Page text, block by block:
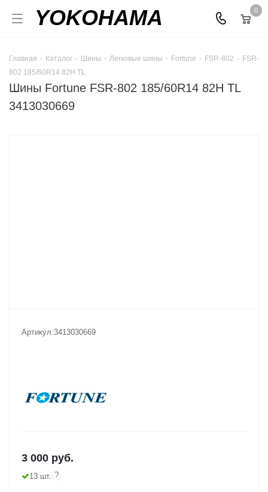
YOKOHAMA 0
Главная - Каталог - Шины - Легковые шины - Fortune - FSR-802 - FSR-
802 185/60R14 82H TL
Шины Fortune FSR-802 185/60R14 82H TL
3413030669
Артикул:3413030669
3 000 руб.
13 шт. ?